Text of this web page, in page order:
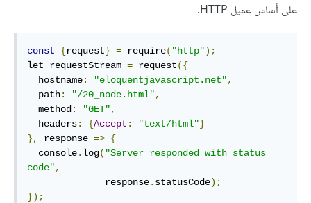
على أساس عميل HTTP.
const {request} = require( "http");
let requestStream = request({
  hostname
: "eloquentjavascript.net",
  path
: "/20_node.html",
  method
: "GET",
  headers
: {Accept : "text/html"}
},
response => {
  console
. log( "Server responded with status
code",
              response
. statusCode);
});